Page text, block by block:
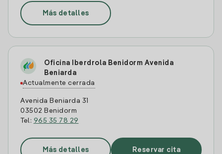
Más detalles
Oficina Iberdrola Benidorm Avenida
Beniarda
Actualmente cerrada
Avenida Beniarda 31
03502 Benidorm
Tel: 965 35 78 29
Más detalles Reservar cita